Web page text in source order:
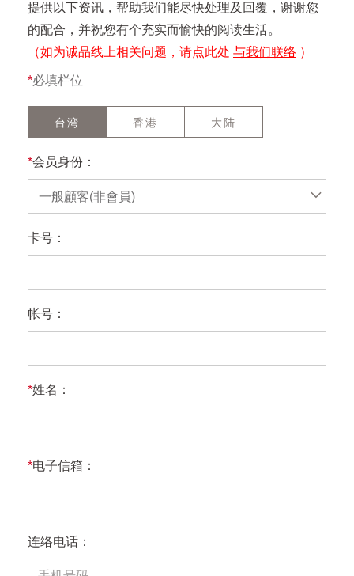
提供以下资讯，帮助我们能尽快处理及回覆，谢谢您
的配合，并祝您有个充实而愉快的阅读生活。
（如为诚品线上相关问题，请点此处 与我们联络 ）
*必填栏位
台湾 香港 大陆
*会员身份：
一般顧客(非會員)
卡号：
帐号：
*姓名：
*电子信箱：
连络电话：